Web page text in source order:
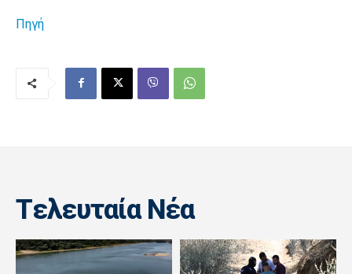
Πηγή
Tελευταία Nέα